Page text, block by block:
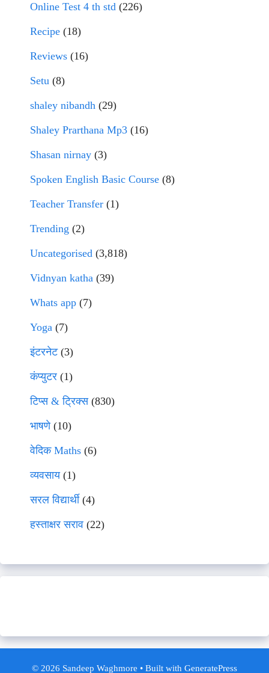
Online Test 4 th std (226)
Recipe (18)
Reviews (16)
Setu (8)
shaley nibandh (29)
Shaley Prarthana Mp3 (16)
Shasan nirnay (3)
Spoken English Basic Course (8)
Teacher Transfer (1)
Trending (2)
Uncategorised (3,818)
Vidnyan katha (39)
Whats app (7)
Yoga (7)
इंटरनेट(3)
कंप्युटर (1)
टिप्स & ट्रिक्स(830)
भाषणे(10)
वेदिक Maths (6)
व्यवसाय(1)
सरल विद्यार्थी(4)
हस्ताक्षर सराव (22)
© 2026 Sandeep Waghmore • Built with GeneratePress